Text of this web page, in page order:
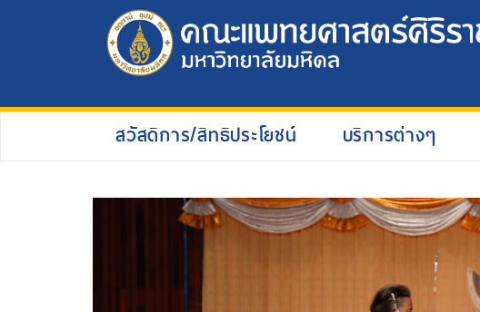
สวัสดิการ/สิทธิประโยชน์ บริการต่างๆ